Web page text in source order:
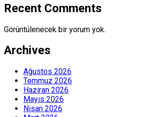
Recent Comments
Görüntülenecek bir yorum yok.
Archives
Ağustos 2026
Temmuz 2026
Haziran 2026
Mayıs 2026
Nisan 2026